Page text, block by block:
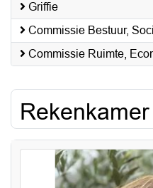
Griffie
Commissie Bestuur,
Commissie Ruimte,
Rekenkamer